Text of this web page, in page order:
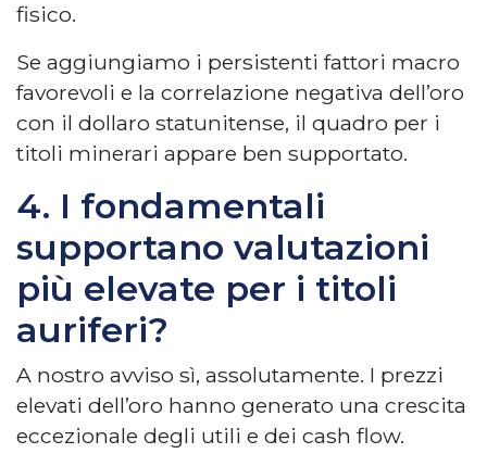
fisico.
Se aggiungiamo i persistenti fattori macro
favorevoli e la correlazione negativa dell’oro
con il dollaro statunitense, il quadro per i
titoli minerari appare ben supportato.
4. I fondamentali
supportano valutazioni
più elevate per i titoli
auriferi?
A nostro avviso sì, assolutamente. I prezzi
elevati dell’oro hanno generato una crescita
eccezionale degli utili e dei cash flow.